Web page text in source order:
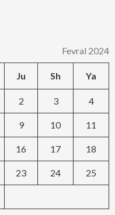
Fevral 2024
Ju Sh Ya
2 3 4
9 10 11
16 17 18
23 24 25